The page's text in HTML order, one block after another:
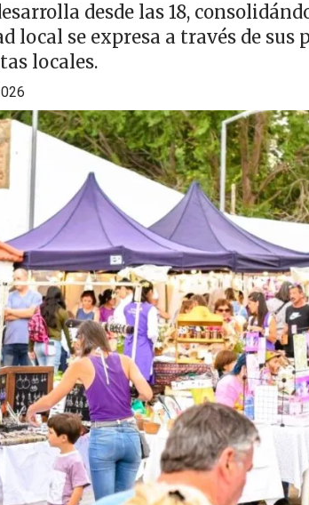
desde las 18,
local se expresa a través de sus
locales.